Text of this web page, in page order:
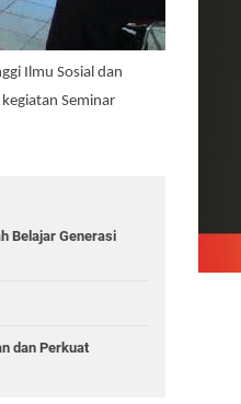
Ilmu Sosial dan
Seminar
Belajar Generasi
dan Perkuat